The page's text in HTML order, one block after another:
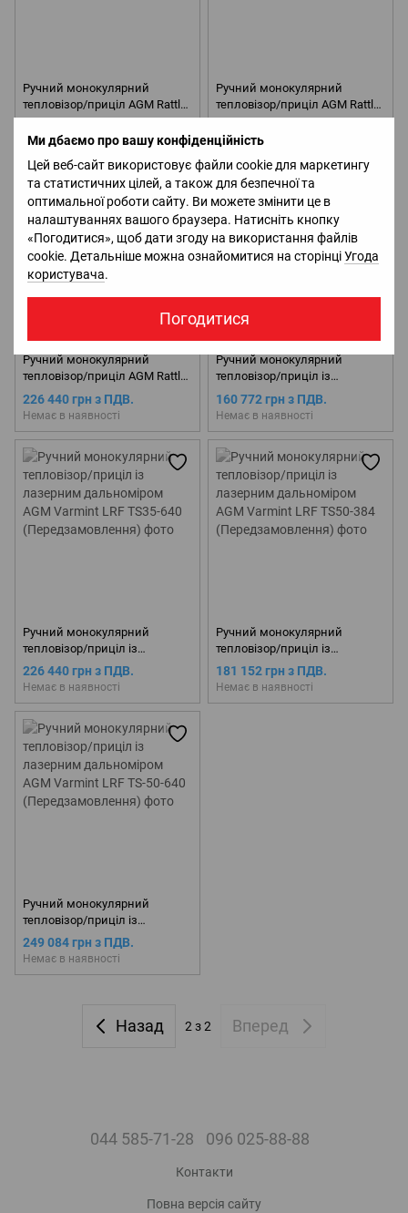
Ми дбаємо про вашу конфіденційність
Цей веб-сайт використовує файли cookie для маркетингу
та статистичних цілей, а також для безпечної та
оптимальної роботи сайту. Ви можете змінити це в
налаштуваннях вашого браузера. Натисніть кнопку
«Погодитися», щоб дати згоду на використання файлів
cookie. Детальніше можна ознайомитися на сторінціУгода
користувача.
Погодитися
Ручний монокулярний
тепловізор/приціл AGM Rattler
TS25-384 (Передзамовлення)
Немає в наявності
Ручний монокулярний
тепловізор/приціл AGM Rattler
TS35-384
Немає в наявності
Ручний монокулярний
тепловізор/приціл AGM Rattler
TS50-640 (Передзамовлення)
226 440 грн з ПДВ.
Немає в наявності
Ручний монокулярний
тепловізор/приціл із
лазерним далекоміром AGM
Varmint LRF TS35-384
160 772 грн з ПДВ.
Немає в наявності
Ручний монокулярний
тепловізор/приціл із
лазерним дальноміром AGM
Varmint LRF TS35-640
226 440 грн з ПДВ.
Немає в наявності
Ручний монокулярний
тепловізор/приціл із
лазерним дальноміром AGM
Varmint LRF TS50-384
181 152 грн з ПДВ.
Немає в наявності
Ручний монокулярний
тепловізор/приціл із
лазерним дальноміром AGM
Varmint LRF TS-50-640
249 084 грн з ПДВ.
Немає в наявності
Назад 2 з 2 Вперед
044 585-71-28 096 025-88-88
Контакти
Повна версія сайту